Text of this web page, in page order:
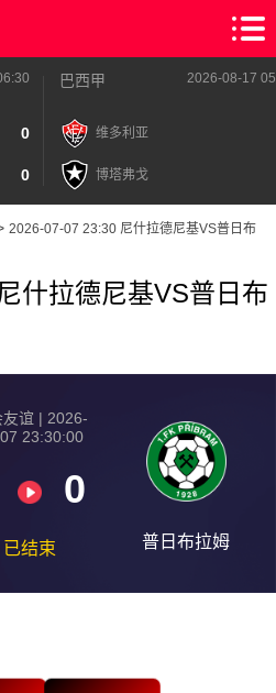
0
0
巴西甲 2026-08-17
维多利亚
博塔弗戈
2026-07-07 23:30 尼什拉德尼基VS普日布
什拉德尼基VS普日布
友谊 | 2026-
23:30:00
0
已结束 普日布拉姆
谊】 尼什拉德尼基VS普日布拉姆